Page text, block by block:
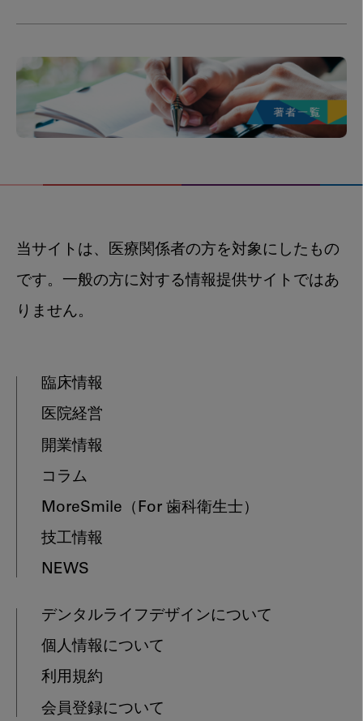
当サイトは、医療関係者の方を対象にしたもの
です。一般の方に対する情報提供サイトではあ
りません。
臨床情報
医院経営
開業情報
コラム
MoreSmile （For 歯科衛生士）
技工情報
NEWS
デンタルライフデザインについて
個人情報について
利用規約
会員登録について